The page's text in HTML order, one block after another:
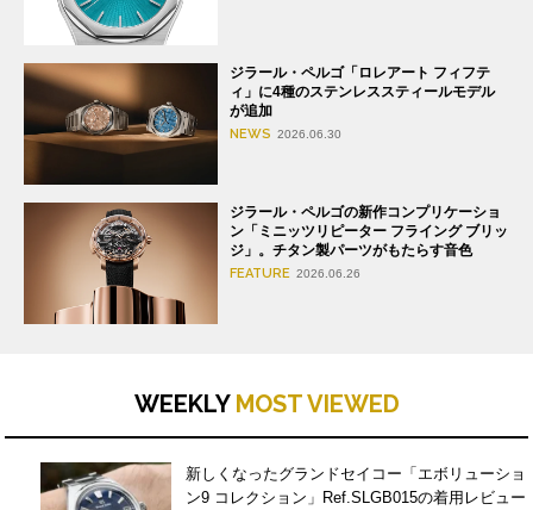
ジラール・ペルゴ「ロレアート フィフテ
ィ」に4種のステンレススティールモデル
が追加
NEWS 2026.06.30
ジラール・ペルゴの新作コンプリケーショ
ン「ミニッツリピーター フライング ブリッ
ジ」。チタン製パーツがもたらす音色
FEATURE 2026.06.26
WEEKLY MOST VIEWED
新しくなったグランドセイコー「エボリューショ
ン9 コレクション」Ref.SLGB015の着用レビュー